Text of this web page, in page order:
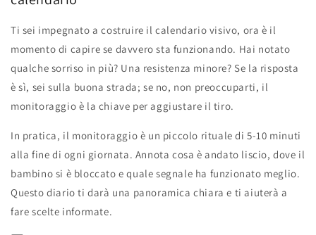
Ti sei impegnato a costruire il calendario visivo, ora è il
momento di capire se davvero sta funzionando. Hai notato
qualche sorriso in più? Una resistenza minore? Se la risposta
è sì, sei sulla buona strada; se no, non preoccuparti, il
monitoraggio è la chiave per aggiustare il tiro.
In pratica, il monitoraggio è un piccolo rituale di 5‑10 minuti
alla fine di ogni giornata. Annota cosa è andato liscio, dove il
bambino si è bloccato e quale segnale ha funzionato meglio.
Questo diario ti darà una panoramica chiara e ti aiuterà a
fare scelte informate.